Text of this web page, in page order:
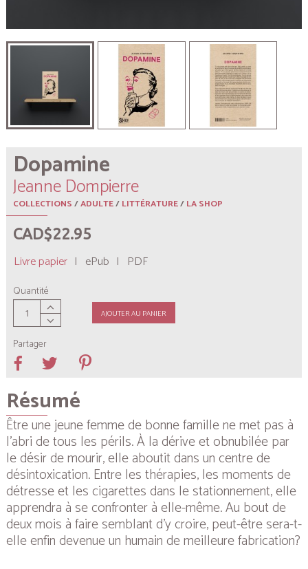
Dopamine
Jeanne Dompierre
COLLECTIONS/ADULTE/LITTÉRATURE/LA SHOP
CAD$22.95
Livre papier | ePub | PDF
Quantité
AJOUTER AU PANIER
Partager
Résumé
Être une jeune femme de bonne famille ne met pas à
l’abri de tous les périls. À la dérive et obnubilée par
le désir de mourir, elle aboutit dans un centre de
désintoxication. Entre les thérapies, les moments de
détresse et les cigarettes dans le stationnement, elle
apprendra à se confronter à elle-même. Au bout de
deux mois à faire semblant d’y croire, peut-être sera-t-
elle enfin devenue un humain de meilleure fabrication?